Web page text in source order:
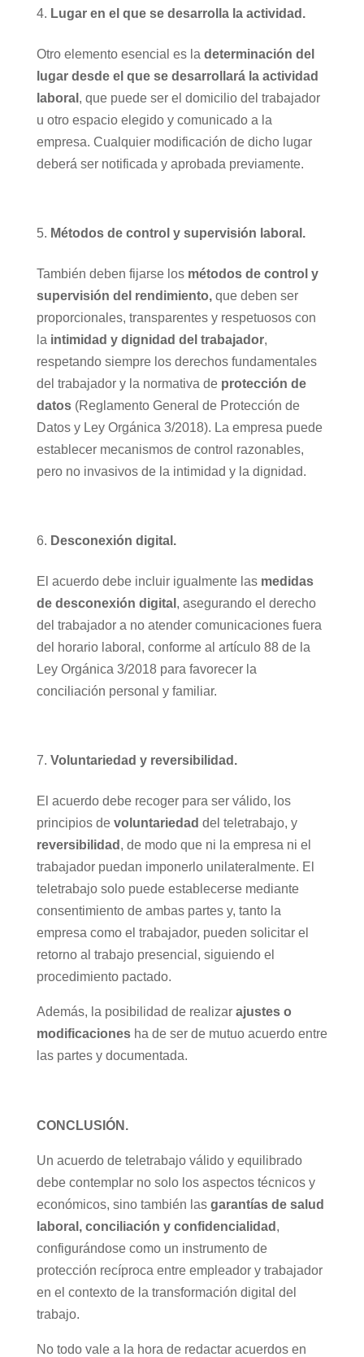
Lugar en el que se desarrolla la actividad.
Otro elemento esencial es la determinación del
lugar desde el que se desarrollará la actividad
laboral , que puede ser el domicilio del trabajador
u otro espacio elegido y comunicado a la
empresa. Cualquier modificación de dicho lugar
deberá ser notificada y aprobada previamente.
Métodos de control y supervisión laboral.
También deben fijarse los métodos de control y
supervisión del rendimiento, que deben ser
proporcionales, transparentes y respetuosos con
la intimidad y dignidad del trabajador,
respetando siempre los derechos fundamentales
del trabajador y la normativa de protección de
datos(Reglamento General de Protección de
Datos y Ley Orgánica 3/2018). La empresa puede
establecer mecanismos de control razonables,
pero no invasivos de la intimidad y la dignidad.
Desconexión digital.
El acuerdo debe incluir igualmente las medidas
de desconexión digital , asegurando el derecho
del trabajador a no atender comunicaciones fuera
del horario laboral, conforme al artículo 88 de la
Ley Orgánica 3/2018 para favorecer la
conciliación personal y familiar.
Voluntariedad y reversibilidad.
El acuerdo debe recoger para ser válido, los
principios de voluntariedad del teletrabajo, y
reversibilidad , de modo que ni la empresa ni el
trabajador puedan imponerlo unilateralmente. El
teletrabajo solo puede establecerse mediante
consentimiento de ambas partes y, tanto la
empresa como el trabajador, pueden solicitar el
retorno al trabajo presencial, siguiendo el
procedimiento pactado.
Además, la posibilidad de realizar ajustes o
modificacionesha de ser de mutuo acuerdo entre
las partes y documentada.
CONCLUSIÓN.
Un acuerdo de teletrabajo válido y equilibrado
debe contemplar no solo los aspectos técnicos y
económicos, sino también las garantías de salud
laboral, conciliación y confidencialidad ,
configurándose como un instrumento de
protección recíproca entre empleador y trabajador
en el contexto de la transformación digital del
trabajo.
No todo vale a la hora de redactar acuerdos en